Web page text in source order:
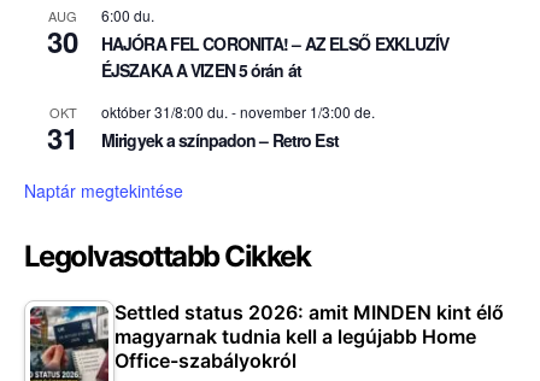
AUG
30
6:00 du.
HAJÓRA FEL CORONITA! – AZ ELSŐ EXKLUZÍV
ÉJSZAKA A VIZEN 5 órán át
OKT
31
október 31/8:00 du. -november 1/3:00 de.
Mirigyek a színpadon – Retro Est
Naptár megtekintése
Legolvasottabb Cikkek
Settled status 2026: amit MINDEN kint élő
magyarnak tudnia kell a legújabb Home
Office-szabályokról